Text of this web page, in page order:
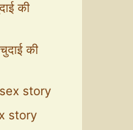
की
की
story
story